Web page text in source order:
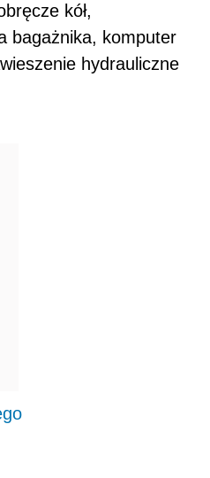
kół,
bagażnika, komputer
hydrauliczne